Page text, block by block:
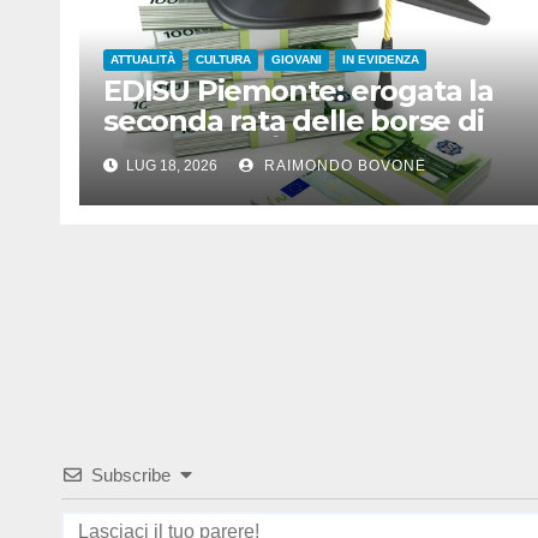
ATTUALITÀ CULTURA GIOVANI IN EVIDENZA
EDISU Piemonte: erogata la
seconda rata delle borse di
studio 2025/26
LUG 18, 2026 RAIMONDO BOVONE
Subscribe